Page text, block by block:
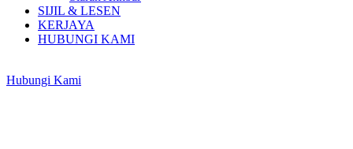
SIJIL & LESEN
KERJAYA
HUBUNGI KAMI
Hubungi Kami